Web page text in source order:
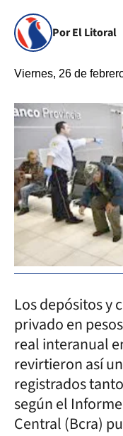
Por El Litoral
Viernes, 26 de
Los depósitos y
privado en
real interanual
revirtieron así
registrados
según el
Central (Bcra)